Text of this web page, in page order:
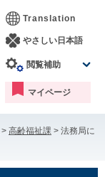
Translation
やさしい日本語
閲覧補助
マイページ
> 高齢福祉課 > 法務局に